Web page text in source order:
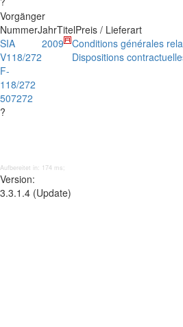
Vorgänger
NummerJahrTitelPreis / Lieferart
SIA
V118/272
F-
118/272
507272
?
2009
Conditions générales
Dispositions
Aufbereitet in: 174 ms;
Version:
3.3.1.4 (Update)